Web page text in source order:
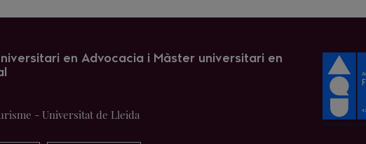
en Advocacia i Màster universitari en
- Universitat de Lleida